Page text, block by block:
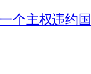
个主权违约